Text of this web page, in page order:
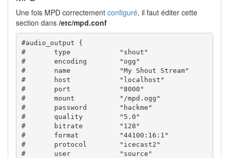
Une fois MPD correctement configuré, il faut éditer cette
section dans /etc/mpd.conf
#audio_output {
#       type            "shout"
#       encoding        "ogg"                   #
#       name            "My Shout Stream"
#       host            "localhost"
#       port            "8000"
#       mount           "/mpd.ogg"
#       password        "hackme"
#       quality         "5.0"
#       bitrate         "128"
#       format          "44100:16:1"
#       protocol        "icecast2"              #
#       user            "source"                #